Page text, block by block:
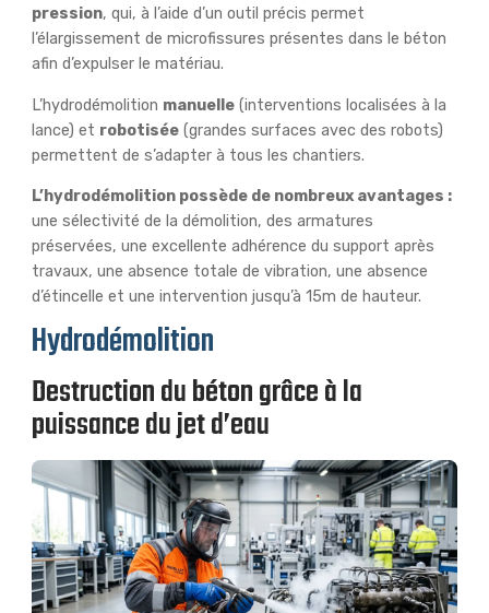
pression, qui, à l’aide d’un outil précis permet
l’élargissement de microfissures présentes dans le béton
afin d’expulser le matériau.
L’hydrodémolition manuelle(interventions localisées à la
lance) et robotisée(grandes surfaces avec des robots)
permettent de s’adapter à tous les chantiers.
L’hydrodémolition possède de nombreux avantages :
une sélectivité de la démolition, des armatures
préservées, une excellente adhérence du support après
travaux, une absence totale de vibration, une absence
d’étincelle et une intervention jusqu’à 15m de hauteur.
Hydrodémolition
Destruction du béton grâce à la
puissance du jet d’eau